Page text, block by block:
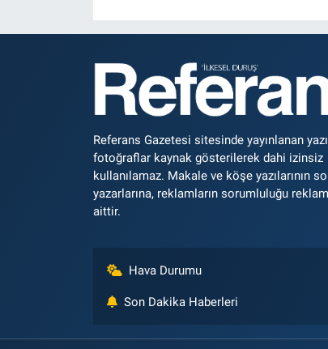
Referans Gazetesi sitesinde yayınlanan
fotoğraflar kaynak gösterilerek dahi izinsiz
kullanılamaz. Makale ve köşe yazılarının
yazarlarına, reklamların sorumluluğu
aittir.
Hava Durumu
Son Dakika Haberleri